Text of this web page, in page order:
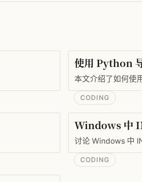
使用 Python
本文介绍了如何使
CODING
Windows 中
讨论 Windows 中
CODING